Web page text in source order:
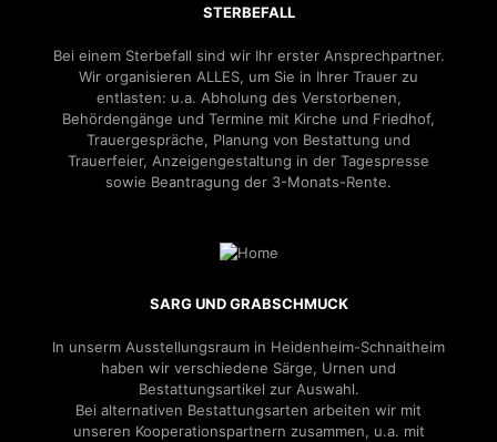
STERBEFALL
Bei einem Sterbefall sind wir Ihr erster Ansprechpartner.
Wir organisieren ALLES, um Sie in Ihrer Trauer zu
entlasten: u.a. Abholung des Verstorbenen,
Behördengänge und Termine mit Kirche und Friedhof,
Trauergespräche, Planung von Bestattung und
Trauerfeier, Anzeigengestaltung in der Tagespresse
sowie Beantragung der 3-Monats-Rente.
SARG UND GRABSCHMUCK
In unserm Ausstellungsraum in Heidenheim-Schnaitheim
haben wir verschiedene Särge, Urnen und
Bestattungsartikel zur Auswahl.
Bei alternativen Bestattungsarten arbeiten wir mit
unseren Kooperationspartnern zusammen, u.a. mit